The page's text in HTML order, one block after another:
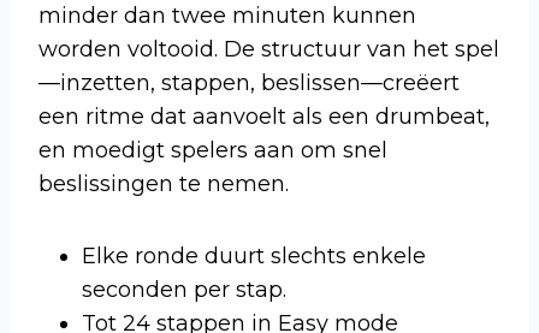
minder dan twee minuten kunnen
worden voltooid. De structuur van het spel
—inzetten, stappen, beslissen—creëert
een ritme dat aanvoelt als een drumbeat,
en moedigt spelers aan om snel
beslissingen te nemen.
Elke ronde duurt slechts enkele
seconden per stap.
Tot 24 stappen in Easy mode